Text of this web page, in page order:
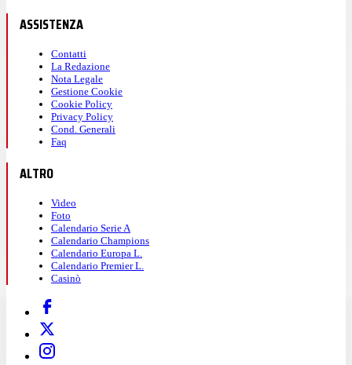
ASSISTENZA
Contatti
La Redazione
Nota Legale
Gestione Cookie
Cookie Policy
Privacy Policy
Cond. Generali
Faq
ALTRO
Video
Foto
Calendario Serie A
Calendario Champions
Calendario Europa L.
Calendario Premier L.
Casinò